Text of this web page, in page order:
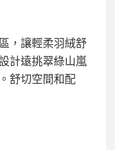
，讓輕柔羽絨舒
計遠挑翠綠山嵐
舒切空間和配